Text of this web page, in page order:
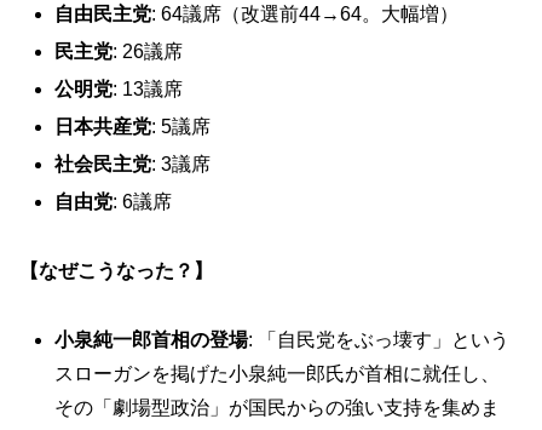
自由民主党: 64議席（改選前44→64。大幅増）
民主党: 26議席
公明党: 13議席
日本共産党: 5議席
社会民主党: 3議席
自由党: 6議席
【なぜこうなった？】
小泉純一郎首相の登場: 「自民党をぶっ壊す」という
スローガンを掲げた小泉純一郎氏が首相に就任し、
その「劇場型政治」が国民からの強い支持を集めま